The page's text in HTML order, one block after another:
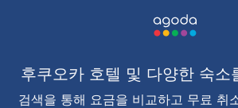
후쿠오카 호텔 및 다양한 숙소
검색을 통해 요금을 비교하고 무료 취